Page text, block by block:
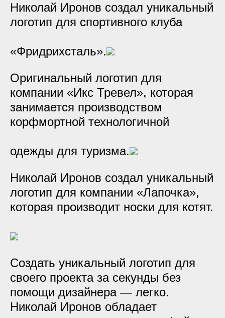
Николай Иронов создал уникальный
логотип для спортивного клуба
«Фридрихсталь».
Оригинальный логотип для
компании «Икс Тревел», которая
занимается производством
корфмортной технологичной
одежды для туризма.
Николай Иронов создал уникальный
логотип для компании «Лапочка»,
которая производит носки для котят.
Создать уникальный логотип для
своего проекта за секунды без
помощи дизайнера — легко.
Николай Иронов обладает